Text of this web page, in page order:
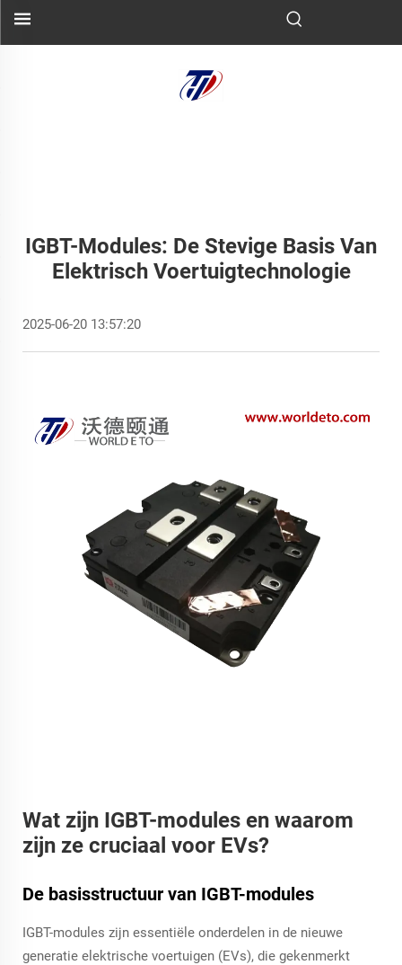
IGBT-Modules: De Stevige Basis Van
Elektrisch Voertuigtechnologie
2025-06-20 13:57:20
Wat zijn IGBT-modules en waarom
zijn ze cruciaal voor EVs?
De basisstructuur van IGBT-modules
IGBT-modules zijn essentiële onderdelen in de nieuwe
generatie elektrische voertuigen (EVs), die gekenmerkt